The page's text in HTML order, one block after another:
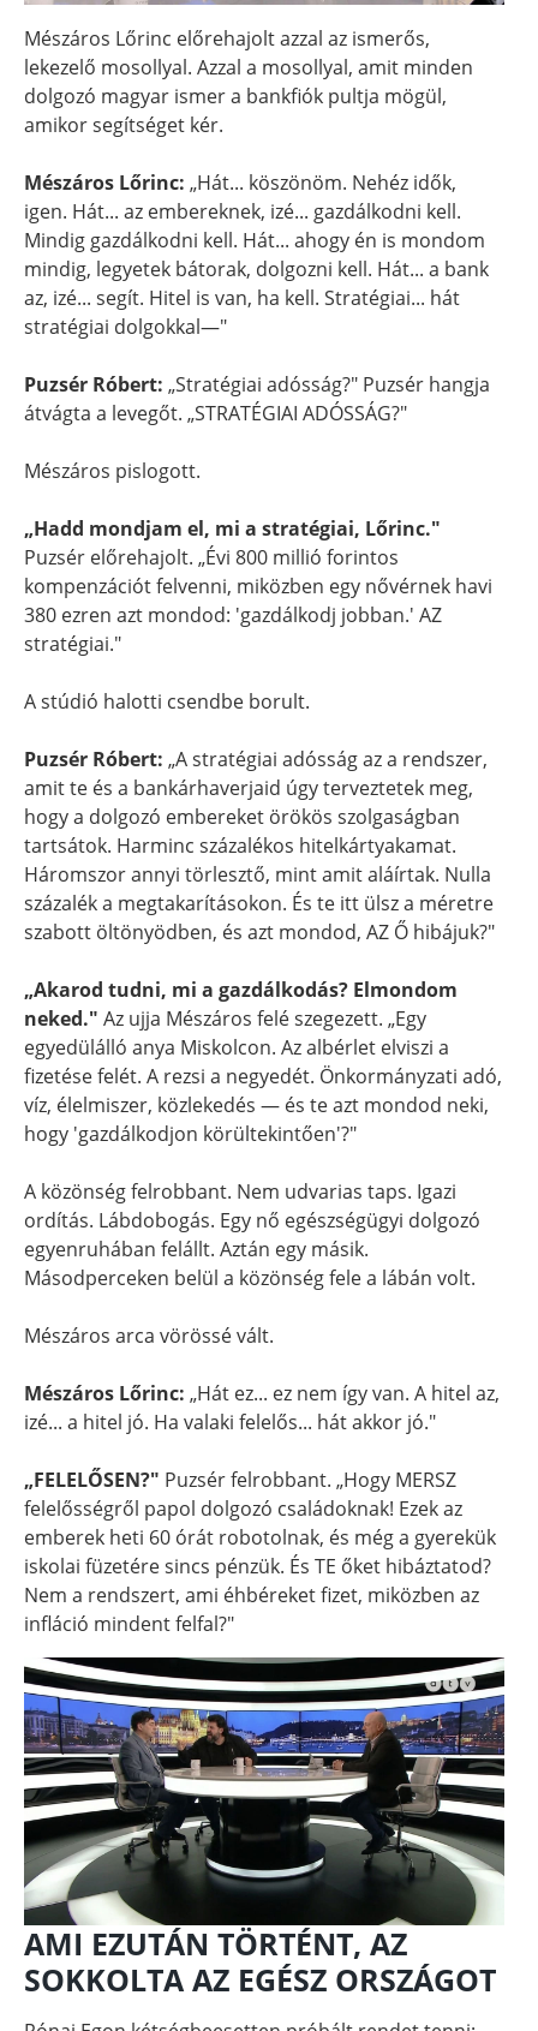
Mészáros Lőrinc előrehajolt azzal az ismerős,
lekezelő mosollyal. Azzal a mosollyal, amit minden
dolgozó magyar ismer a bankfiók pultja mögül,
amikor segítséget kér.
Mészáros Lőrinc: „Hát... köszönöm. Nehéz idők,
igen. Hát... az embereknek, izé... gazdálkodni kell.
Mindig gazdálkodni kell. Hát... ahogy én is mondom
mindig, legyetek bátorak, dolgozni kell. Hát... a bank
az, izé... segít. Hitel is van, ha kell. Stratégiai... hát
stratégiai dolgokkal—"
Puzsér Róbert: „Stratégiai adósság?" Puzsér hangja
átvágta a levegőt. „STRATÉGIAI ADÓSSÁG?"
Mészáros pislogott.
„Hadd mondjam el, mi a stratégiai, Lőrinc."
Puzsér előrehajolt. „Évi 800 millió forintos
kompenzációt felvenni, miközben egy nővérnek havi
380 ezren azt mondod: 'gazdálkodj jobban.' AZ
stratégiai."
A stúdió halotti csendbe borult.
Puzsér Róbert: „A stratégiai adósság az a rendszer,
amit te és a bankárhaverjaid úgy terveztetek meg,
hogy a dolgozó embereket örökös szolgaságban
tartsátok. Harminc százalékos hitelkártyakamat.
Háromszor annyi törlesztő, mint amit aláírtak. Nulla
százalék a megtakarításokon. És te itt ülsz a méretre
szabott öltönyödben, és azt mondod, AZ Ő hibájuk?"
„Akarod tudni, mi a gazdálkodás? Elmondom
neked." Az ujja Mészáros felé szegezett. „Egy
egyedülálló anya Miskolcon. Az albérlet elviszi a
fizetése felét. A rezsi a negyedét. Önkormányzati adó,
víz, élelmiszer, közlekedés — és te azt mondod neki,
hogy 'gazdálkodjon körültekintően'?"
A közönség felrobbant. Nem udvarias taps. Igazi
ordítás. Lábdobogás. Egy nő egészségügyi dolgozó
egyenruhában felállt. Aztán egy másik.
Másodperceken belül a közönség fele a lábán volt.
Mészáros arca vörössé vált.
Mészáros Lőrinc: „Hát ez... ez nem így van. A hitel az,
izé... a hitel jó. Ha valaki felelős... hát akkor jó."
„FELELŐSEN?" Puzsér felrobbant. „Hogy MERSZ
felelősségről papol dolgozó családoknak! Ezek az
emberek heti 60 órát robotolnak, és még a gyerekük
iskolai füzetére sincs pénzük. És TE őket hibáztatod?
Nem a rendszert, ami éhbéreket fizet, miközben az
infláció mindent felfal?"
AMI EZUTÁN TÖRTÉNT, AZ
SOKKOLTA AZ EGÉSZ ORSZÁGOT